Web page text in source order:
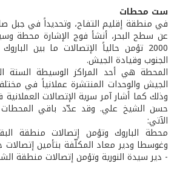
ست محطات
عن سطح البحر، أنشأ فوج الإشارة محطة
2000 تؤمن حالياً الإتصالات ما بين
الجنوب وقيادة الجيش.
المحطة هي أحد المراكز الوسيطة الستة
الجيش والوحدات المنتشرة عملانياً في
وذلك كما أشار آمر سرية الإتصالات
حسن الشيخ علي. وقد عدّد باقي
الآتي:
محطة الباروك وتؤمن إتصالات منطقة
وغوسطا ودير معاد المكلّفة بتأمين
- دير سيدة النورية وتؤمن إتصالات منطقة